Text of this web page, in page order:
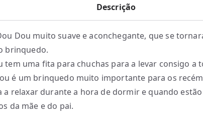
Descrição
Dou muito suave e aconchegante, que se
brinquedo.
tem uma fita para chuchas para a levar consigo a
é um brinquedo muito importante para os
a relaxar durante a hora de dormir e quando
da mãe e do pai.